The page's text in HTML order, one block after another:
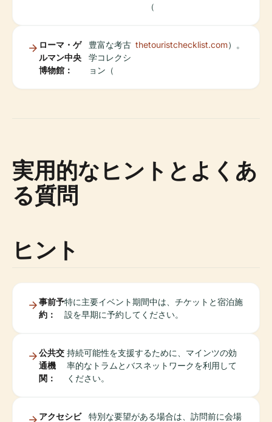
（
ローマ・ゲ
ルマン中央
博物館：
豊富な考古
学コレクシ
ョン（
thetouristchecklist.com）。
実用的なヒントとよくあ
る質問
ヒント
事前予
約：
特に主要イベント期間中は、チケットと宿泊施
設を早期に予約してください。
公共交
通機
関：
持続可能性を支援するために、マインツの効
率的なトラムとバスネットワークを利用して
ください。
アクセシビ
特別な要望がある場合は、訪問前に会場